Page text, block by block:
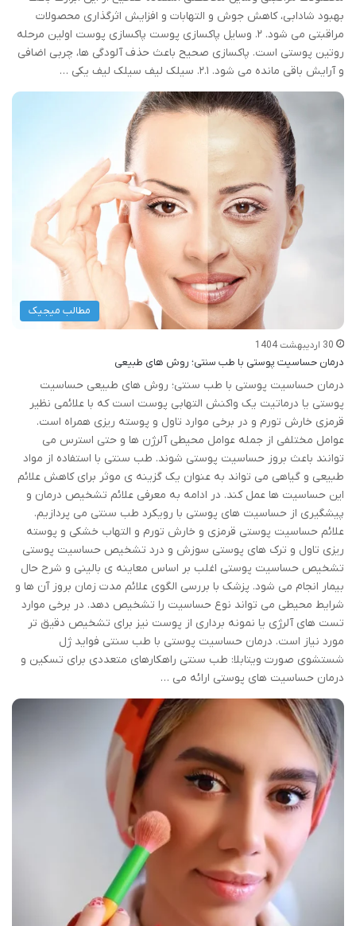
بهبود شادابی، کاهش جوش و التهابات و افزایش اثرگذاری محصولات
مراقبتی می شود. ۲. وسایل پاکسازی پوست پاکسازی پوست اولین مرحله
روتین پوستی است. پاکسازی صحیح باعث حذف آلودگی ها، چربی اضافی
و آرایش باقی مانده می شود. ۲.۱. سیلک لیف سیلک لیف یکی …
مطالب میجیک
30 اردیبهشت 1404
درمان حساسیت پوستی با طب سنتی؛ روش های طبیعی
درمان حساسیت پوستی با طب سنتی؛ روش های طبیعی حساسیت
پوستی یا درماتیت یک واکنش التهابی پوست است که با علائمی نظیر
قرمزی خارش تورم و در برخی موارد تاول و پوسته ریزی همراه است.
عوامل مختلفی از جمله عوامل محیطی آلرژن ها و حتی استرس می
توانند باعث بروز حساسیت پوستی شوند. طب سنتی با استفاده از مواد
طبیعی و گیاهی می تواند به عنوان یک گزینه ی موثر برای کاهش علائم
این حساسیت ها عمل کند. در ادامه به معرفی علائم تشخیص درمان و
پیشگیری از حساسیت های پوستی با رویکرد طب سنتی می پردازیم.
علائم حساسیت پوستی قرمزی و خارش تورم و التهاب خشکی و پوسته
ریزی تاول و ترک های پوستی سوزش و درد تشخیص حساسیت پوستی
تشخیص حساسیت پوستی اغلب بر اساس معاینه ی بالینی و شرح حال
بیمار انجام می شود. پزشک با بررسی الگوی علائم مدت زمان بروز آن ها و
شرایط محیطی می تواند نوع حساسیت را تشخیص دهد. در برخی موارد
تست های آلرژی یا نمونه برداری از پوست نیز برای تشخیص دقیق تر
مورد نیاز است. درمان حساسیت پوستی با طب سنتی فواید ژل
شستشوی صورت ویتابلا: طب سنتی راهکارهای متعددی برای تسکین و
درمان حساسیت های پوستی ارائه می …